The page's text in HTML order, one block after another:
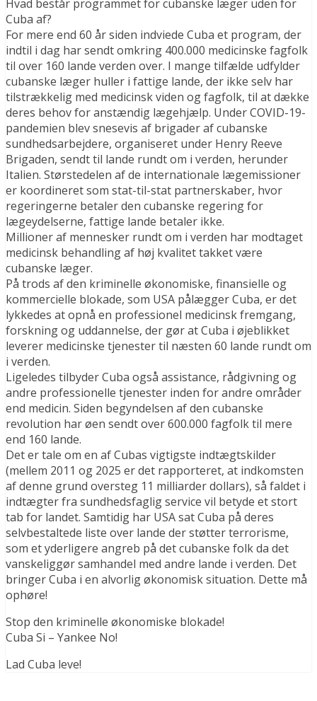
Hvad består programmet for cubanske læger uden for
Cuba af?
For mere end 60 år siden indviede Cuba et program, der
indtil i dag har sendt omkring 400.000 medicinske fagfolk
til over 160 lande verden over. I mange tilfælde udfylder
cubanske læger huller i fattige lande, der ikke selv har
tilstrækkelig med medicinsk viden og fagfolk, til at dække
deres behov for anstændig lægehjælp. Under COVID-19-
pandemien blev snesevis af brigader af cubanske
sundhedsarbejdere, organiseret under Henry Reeve
Brigaden, sendt til lande rundt om i verden, herunder
Italien. Størstedelen af ​​de internationale lægemissioner
er koordineret som stat-til-stat partnerskaber, hvor
regeringerne betaler den cubanske regering for
lægeydelserne, fattige lande betaler ikke.
Millioner af mennesker rundt om i verden har modtaget
medicinsk behandling af høj kvalitet takket være
cubanske læger.
På trods af den kriminelle økonomiske, finansielle og
kommercielle blokade, som USA pålægger Cuba, er det
lykkedes at opnå en professionel medicinsk fremgang,
forskning og uddannelse, der gør at Cuba i øjeblikket
leverer medicinske tjenester til næsten 60 lande rundt om
i verden.
Ligeledes tilbyder Cuba også assistance, rådgivning og
andre professionelle tjenester inden for andre områder
end medicin. Siden begyndelsen af ​​den cubanske
revolution har øen sendt over 600.000 fagfolk til mere
end 160 lande.
Det er tale om en af ​​Cubas vigtigste indtægtskilder
(mellem 2011 og 2025 er det rapporteret, at indkomsten
af ​​denne grund oversteg 11 milliarder dollars), så faldet i
indtægter fra sundhedsfaglig service vil betyde et stort
tab for landet. Samtidig har USA sat Cuba på deres
selvbestaltede liste over lande der støtter terrorisme,
som et yderligere angreb på det cubanske folk da det
vanskeliggør samhandel med andre lande i verden. Det
bringer Cuba i en alvorlig økonomisk situation. Dette må
ophøre!
Stop den kriminelle økonomiske blokade!
Cuba Si – Yankee No!
Lad Cuba leve!